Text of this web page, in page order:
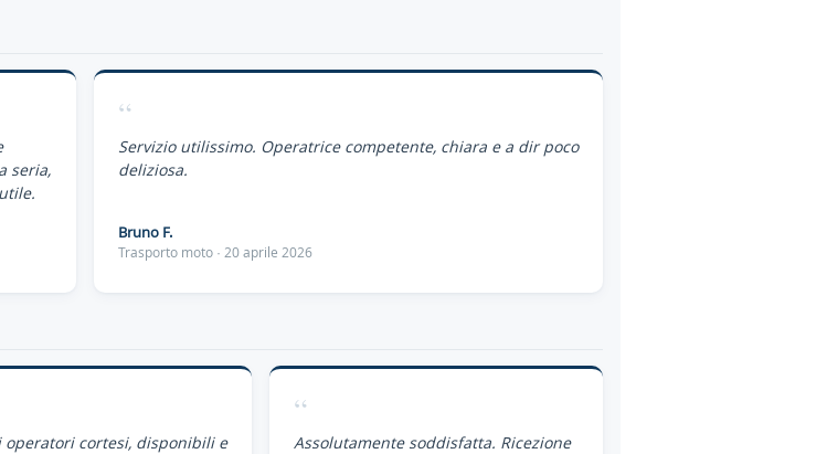
seria,
“
Servizio utilissimo. Operatrice competente, chiara e a dir poco
deliziosa.
Bruno F.
Trasporto moto · 20 aprile 2026
operatori cortesi, disponibili e
“
Assolutamente soddisfatta. Ricezione